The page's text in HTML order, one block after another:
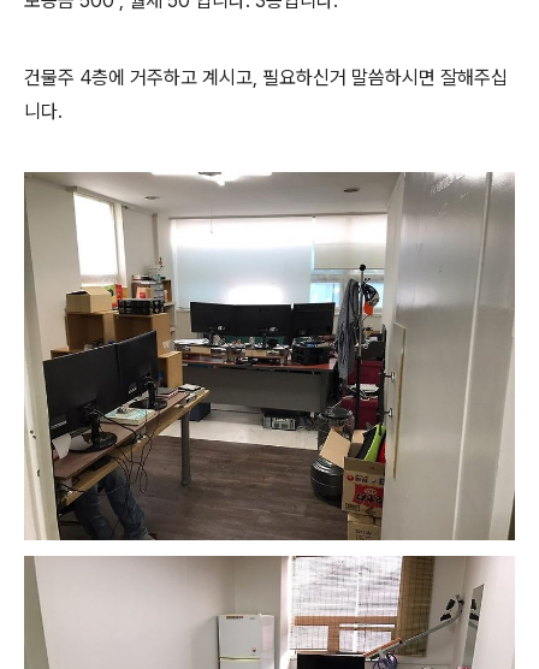
건물주 4층에 거주하고 계시고, 필요하신거 말씀하시면 잘해주십
니다.